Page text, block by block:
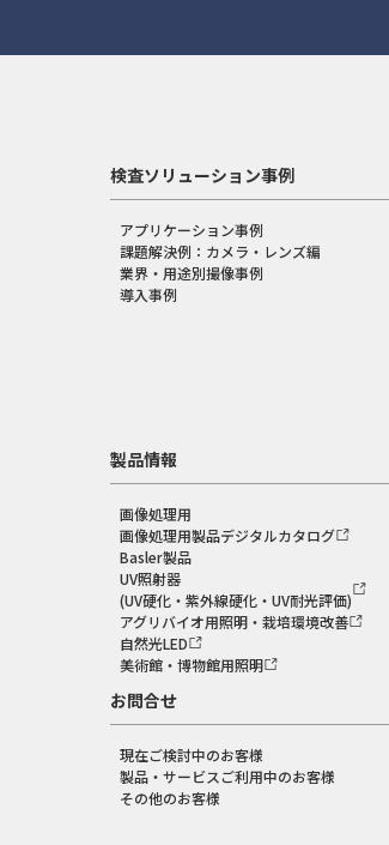
検査ソリューション事例
アプリケーション事例
課題解決例：カメラ・レンズ編
業界・用途別撮像事例
導入事例
製品情報
画像処理用
画像処理用製品デジタルカタログ
Basler製品
UV照射器
(UV硬化・紫外線硬化・UV耐光評価)
アグリバイオ用照明・栽培環境改善
自然光LED
美術館・博物館用照明
お問合せ
現在ご検討中のお客様
製品・サービスご利用中のお客様
その他のお客様